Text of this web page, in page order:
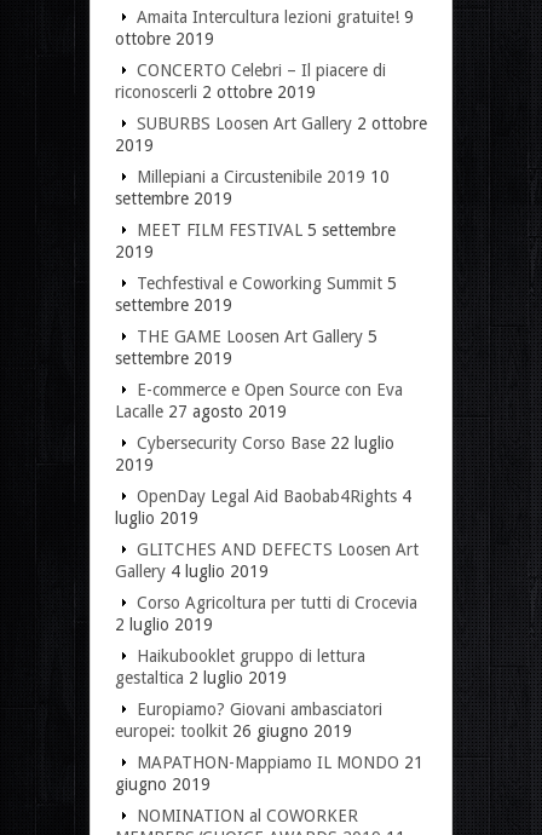
Amaita Intercultura lezioni gratuite! 9
ottobre 2019
CONCERTO Celebri – Il piacere di
riconoscerli 2 ottobre 2019
SUBURBS Loosen Art Gallery 2 ottobre
2019
Millepiani a Circustenibile 2019 10
settembre 2019
MEET FILM FESTIVAL 5 settembre
2019
Techfestival e Coworking Summit 5
settembre 2019
THE GAME Loosen Art Gallery 5
settembre 2019
E-commerce e Open Source con Eva
Lacalle 27 agosto 2019
Cybersecurity Corso Base 22 luglio
2019
OpenDay Legal Aid Baobab4Rights 4
luglio 2019
GLITCHES AND DEFECTS Loosen Art
Gallery 4 luglio 2019
Corso Agricoltura per tutti di Crocevia
2 luglio 2019
Haikubooklet gruppo di lettura
gestaltica 2 luglio 2019
Europiamo? Giovani ambasciatori
europei: toolkit 26 giugno 2019
MAPATHON-Mappiamo IL MONDO 21
giugno 2019
NOMINATION al COWORKER